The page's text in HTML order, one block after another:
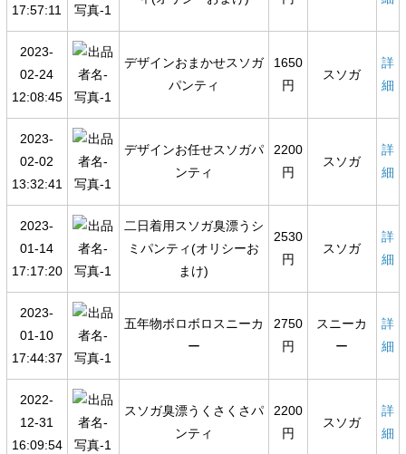
17:57:11
2023-
02-24
12:08:45
デザインおまかせスソガ
パンティ
1650
円
スソガ
詳
細
2023-
02-02
13:32:41
デザインお任せスソガパ
ンティ
2200
円
スソガ
詳
細
2023-
01-14
17:17:20
二日着用スソガ臭漂うシ
ミパンティ(オリシーお
まけ)
2530
円
スソガ
詳
細
2023-
01-10
17:44:37
五年物ボロボロスニーカ
ー
2750
円
スニーカ
ー
詳
細
2022-
12-31
16:09:54
スソガ臭漂うくさくさパ
ンティ
2200
円
スソガ
詳
細